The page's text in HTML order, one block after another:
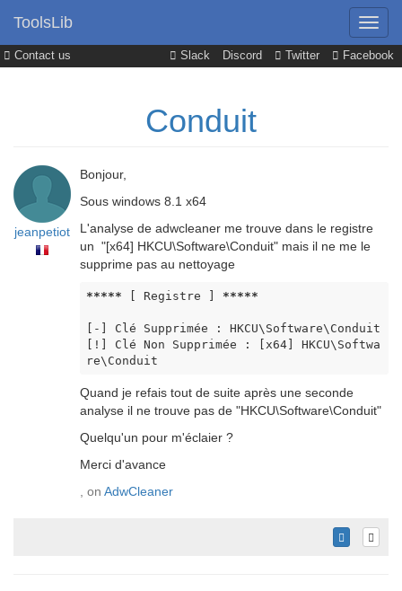
Contact us Slack Discord Twitter Facebook
ToolsLib
Conduit
jeanpetiot
Bonjour,
Sous windows 8.1 x64
L'analyse de adwcleaner me trouve dans le registre
un "[x64] HKCU\Software\Conduit" mais il ne me le
supprime pas au nettoyage
***** [ Registre ] *****
[-] Clé Supprimée : HKCU\Software\Conduit
[!] Clé Non Supprimée : [x64] HKCU\Softwa
re\Conduit
Quand je refais tout de suite après une seconde
analyse il ne trouve pas de "HKCU\Software\Conduit"
Quelqu'un pour m'éclaier ?
Merci d'avance
, on AdwCleaner